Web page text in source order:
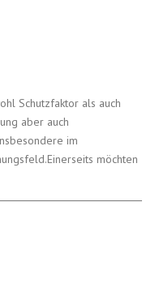
Schutzfaktor als auch
aber auch
im
möchten